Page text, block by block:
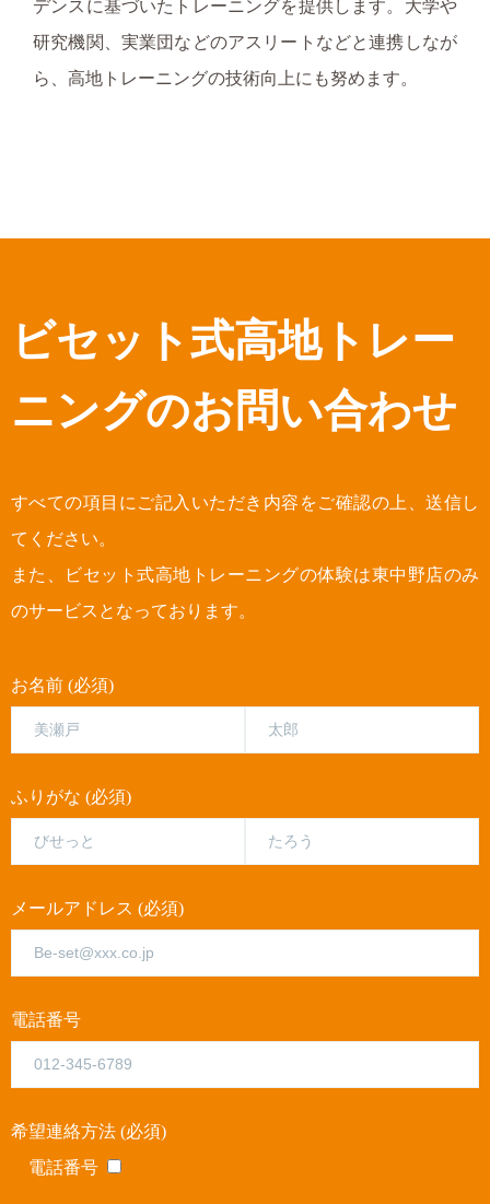
デンスに基づいたトレーニングを提供します。大学や
研究機関、実業団などのアスリートなどと連携しなが
ら、高地トレーニングの技術向上にも努めます。
ビセット式高地トレー
ニングのお問い合わせ
すべての項目にご記入いただき内容をご確認の上、送信し
てください。
また、ビセット式高地トレーニングの体験は東中野店のみ
のサービスとなっております。
お名前 (必須)
ふりがな (必須)
メールアドレス (必須)
電話番号
希望連絡方法 (必須)
電話番号